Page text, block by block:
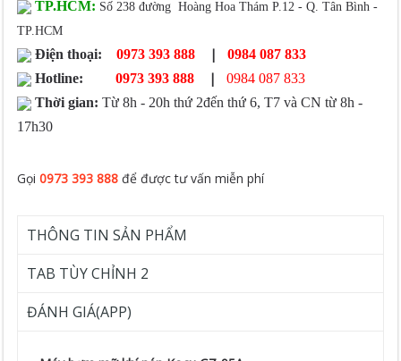
TP.HCM: Số 238 đường Hoàng Hoa Thám P.12 - Q. Tân Bình -
TP.HCM
Điện thoại: 0973 393 888 |
0984 087 833
Hotline:
0973 393 888 |
0984 087 833
Thời gian: Từ 8h - 20h thứ 2đến thứ 6, T7 và CN từ 8h -
17h30
Gọi0973 393 888 để được tư vấn miễn phí
THÔNG TIN SẢN PHẨM
TAB TÙY CHỈNH 2
ĐÁNH GIÁ(APP)